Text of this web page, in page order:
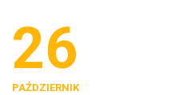
26
PAŹDZIERNIK